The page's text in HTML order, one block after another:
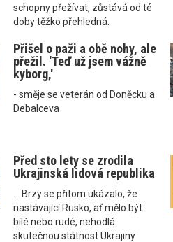
schopny přežívat, zůstává od té
doby těžko přehledná.
Přišel o paži a obě nohy, ale
přežil. 'Teď už jsem vážně
kyborg,'
- směje se veterán od Doněcku a
Debalceva
Před sto lety se zrodila
Ukrajinská lidová republika
... Brzy se přitom ukázalo, že
nastávající Rusko, ať mělo být
bílé nebo rudé, nehodlá
skutečnou státnost Ukrajiny